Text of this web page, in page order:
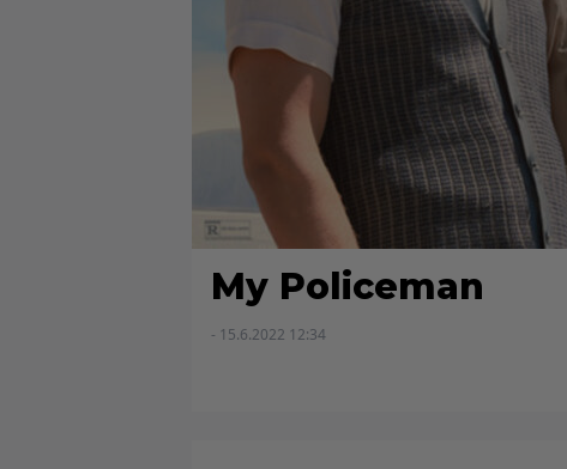
My Policeman
- 15.6.2022 12:34